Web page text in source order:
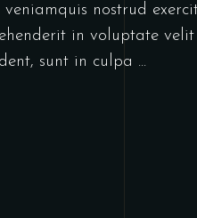
nostrud
in voluptate
sunt in culpa